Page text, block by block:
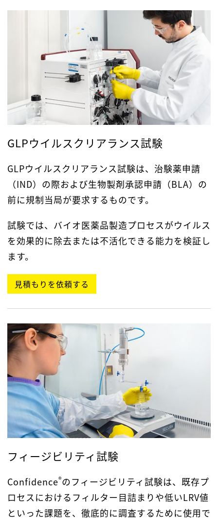
GLPウイルスクリアランス試験
GLPウイルスクリアランス試験は、治験薬申請
（IND）の際および生物製剤承認申請（BLA）の
前に規制当局が要求するものです。
試験では、バイオ医薬品製造プロセスがウイルス
を効果的に除去または不活化できる能力を検証し
ます。
見積もりを依頼する
フィージビリティ試験
Confidence®のフィージビリティ試験は、既存プ
ロセスにおけるフィルター目詰まりや低いLRV値
といった課題を、徹底的に調査するために使用で